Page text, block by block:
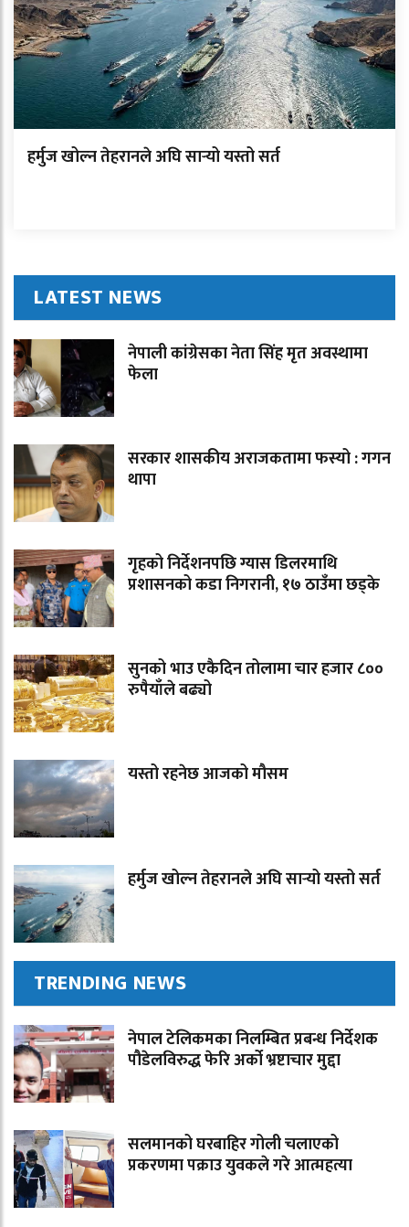
हर्मुज खोल्न तेहरानले अघि सार्‍यो यस्तो सर्त
LATEST NEWS
नेपाली कांग्रेसका नेता सिंह मृत अवस्थामा
फेला
सरकार शासकीय अराजकतामा फस्यो : गगन
थापा
गृहको निर्देशनपछि ग्यास डिलरमाथि
प्रशासनको कडा निगरानी, १७ ठाउँमा छड्के
सुनको भाउ एकैदिन तोलामा चार हजार ८००
रुपैयाँले बढ्यो
यस्तो रहनेछ आजको मौसम
हर्मुज खोल्न तेहरानले अघि सार्‍यो यस्तो सर्त
TRENDING NEWS
नेपाल टेलिकमका निलम्बित प्रबन्ध निर्देशक
पौडेलविरुद्ध फेरि अर्को भ्रष्टाचार मुद्दा
सलमानको घरबाहिर गोली चलाएको
प्रकरणमा पक्राउ युवकले गरे आत्महत्या